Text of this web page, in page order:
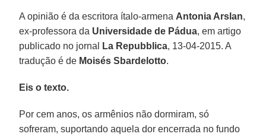
A opinião é da escritora ítalo-armena Antonia Arslan,
ex-professora da Universidade de Pádua, em artigo
publicado no jornal
La Repubblica, 13-04-2015. A
tradução é de Moisés Sbardelotto.
Eis o texto.
Por cem anos, os armênios não dormiram, só
sofreram, suportando aquela dor encerrada no fundo